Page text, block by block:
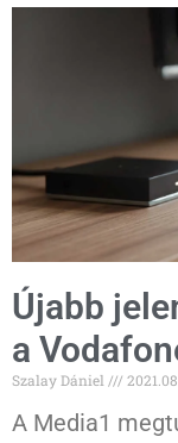
Újabb
a
Szalay Dániel
A Media1